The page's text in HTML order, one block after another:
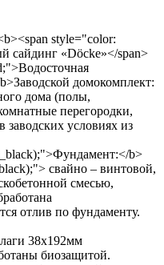
style="color:
сайдинг «Döcke»</span>
домокомплект:
дома (полы,
перегородки,
заводских условиях из
b>
свайно – винтовой,
смесью,
отлив по фундаменту.
38х192мм
биозащитой.